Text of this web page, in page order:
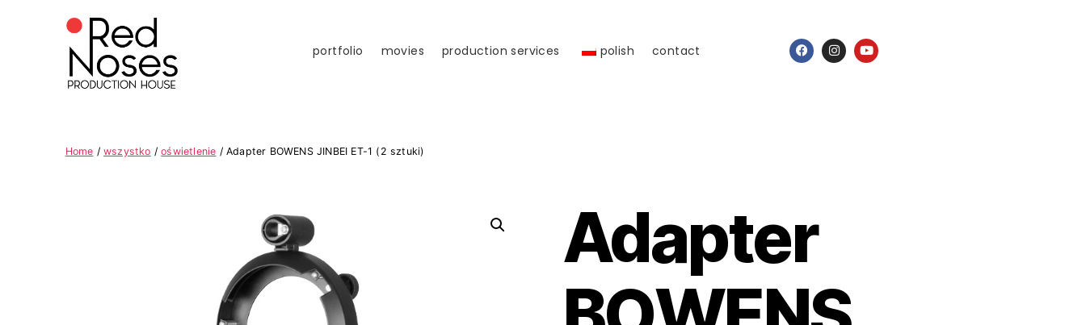
portfolio movies production services polish contact
Home /wszystko /oświetlenie / Adapter BOWENS JINBEI ET-1 (2 sztuki)
Adapter